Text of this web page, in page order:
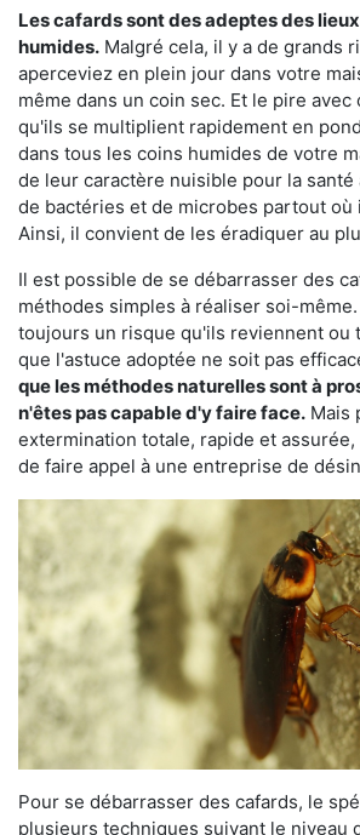
Les cafards sont des adeptes des
humides. Malgré cela, il y a de grands
aperceviez en plein jour dans votre
même dans un coin sec. Et le pire
qu'ils se multiplient rapidement en
dans tous les coins humides de votre
de leur caractère nuisible pour la
de bactéries et de microbes partout où
Ainsi, il convient de les éradiquer au
Il est possible de se débarrasser des
méthodes simples à réaliser soi-
toujours un risque qu'ils reviennent ou
que l'astuce adoptée ne soit pas
que les méthodes naturelles sont à
n'êtes pas capable d'y faire face. Mais
extermination totale, rapide et
de faire appel à une entreprise de
Pour se débarrasser des cafards, le
plusieurs techniques suivant le niveau